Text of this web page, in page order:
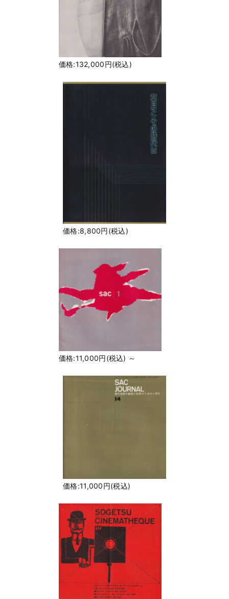
価格:132,000円(税込)
価格:8,800円(税込)
価格:11,000円(税込) ～
価格:11,000円(税込)